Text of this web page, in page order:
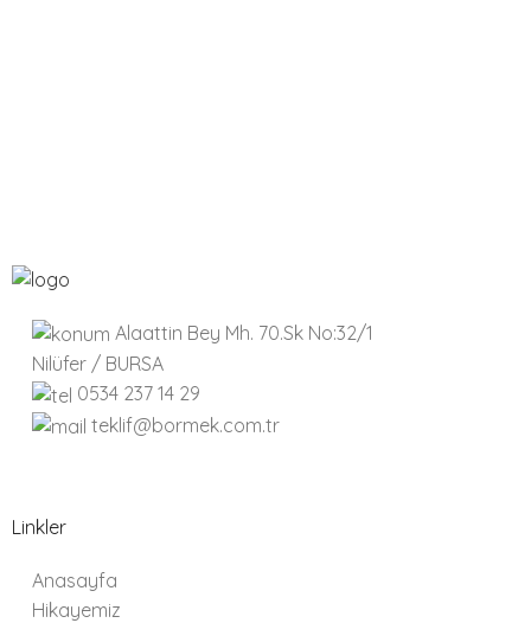
Alaattin Bey Mh. 70.Sk No:32/1
Nilüfer / BURSA
0534 237 14 29
teklif@bormek.com.tr
Linkler
Anasayfa
Hikayemiz